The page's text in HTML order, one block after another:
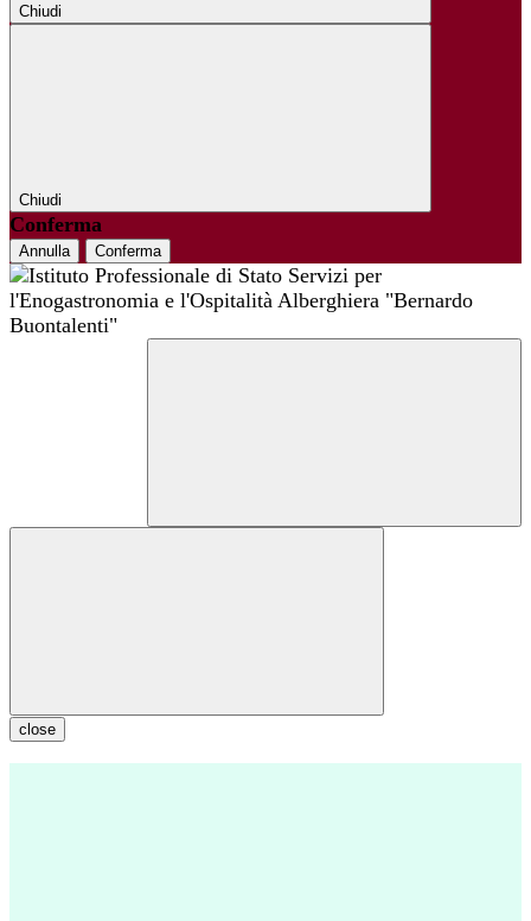
Chiudi
Chiudi
Conferma
Annulla Conferma
close